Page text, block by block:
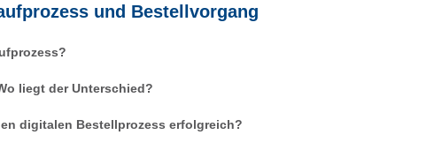
und Bestellvorgang
liegt der Unterschied?
digitalen Bestellprozess erfolgreich?